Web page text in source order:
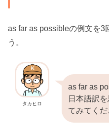
as far as possibleの例文を3
う。
タカヒロ
as far as
日本語訳
てみてくだ